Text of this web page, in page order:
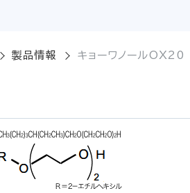
製品情報 キョーワノールOX20